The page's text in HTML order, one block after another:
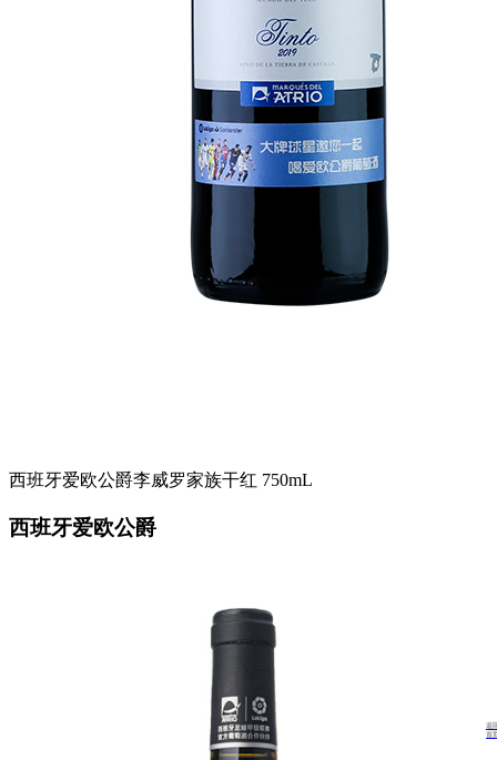
西班牙爱欧公爵李威罗家族干红 750mL
西班牙爱欧公爵
返
首